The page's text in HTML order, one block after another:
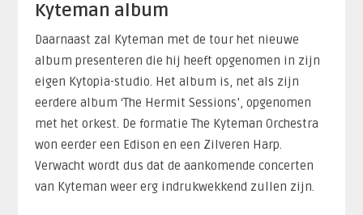
Kyteman album
Daarnaast zal Kyteman met de tour het nieuwe
album presenteren die hij heeft opgenomen in zijn
eigen Kytopia-studio. Het album is, net als zijn
eerdere album ‘The Hermit Sessions’, opgenomen
met het orkest. De formatie The Kyteman Orchestra
won eerder een Edison en een Zilveren Harp.
Verwacht wordt dus dat de aankomende concerten
van Kyteman weer erg indrukwekkend zullen zijn.